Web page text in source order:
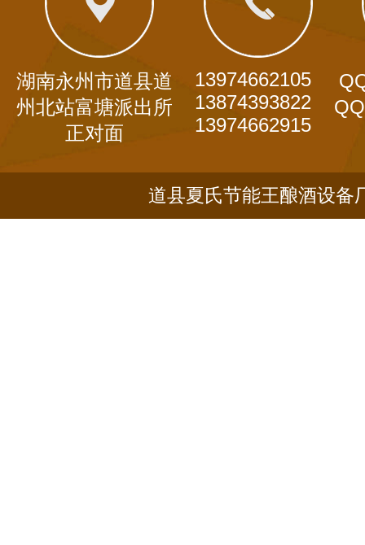
湖南永州市道县道
州北站富塘派出所
正对面
13974662105
13874393822
13974662915
道县夏氏节能王酿酒设备